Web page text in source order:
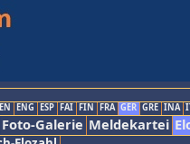
ENG ESP FAI FIN FRA GER GRE INA
Foto-Galerie Meldekartei